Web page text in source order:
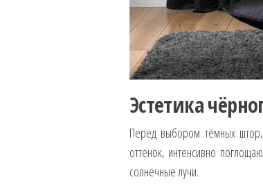
Эстетика
Перед выбором тёмных штор,
оттенок, интенсивно
солнечные лучи.